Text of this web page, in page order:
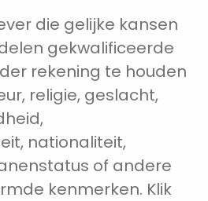
die gelijke kansen
gekwalificeerde
rekening te houden
religie, geslacht,
nationaliteit,
of andere
kenmerken. Klik